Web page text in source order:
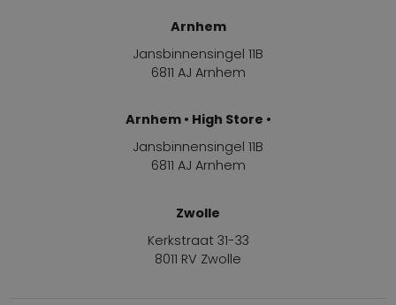
Arnhem
Jansbinnensingel 11B
6811 AJ Arnhem
Arnhem • High Store •
Jansbinnensingel 11B
6811 AJ Arnhem
Zwolle
Kerkstraat 31-33
8011 RV Zwolle